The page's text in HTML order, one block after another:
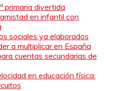
primaria divertida
en infantil con
sociales ya elaborados
a multiplicar en España
cuentas secundarias de
en educación física: